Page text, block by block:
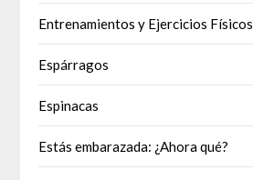
Entrenamientos y Ejercicios Físicos
Espárragos
Espinacas
Estás embarazada: ¿Ahora qué?